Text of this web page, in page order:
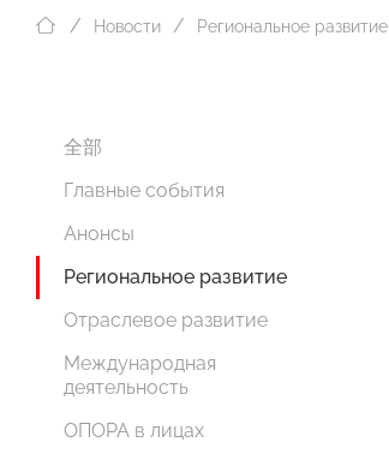
Новости Региональное развитие
全部
Главные события
Анонсы
Региональное развитие
Отраслевое развитие
Международная
деятельность
ОПОРА в лицах